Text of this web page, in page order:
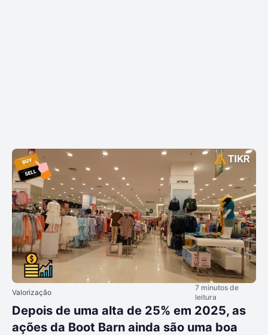
Valorização
7 minutos de
leitura
Depois de uma alta de 25% em 2025, as
ações da Boot Barn ainda são uma boa